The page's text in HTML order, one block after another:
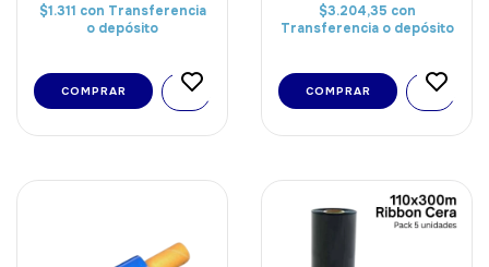
$1.311 con Transferencia
o depósito
COMPRAR
$3.204,35 con
Transferencia o depósito